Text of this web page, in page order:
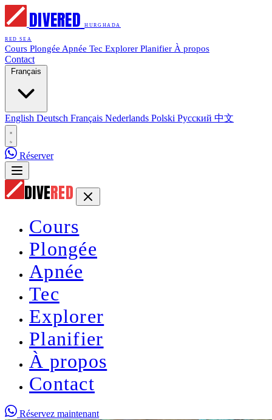
DIVERED HURGHADA
RED SEA
Cours Plongée Apnée Tec Explorer Planifier À propos
Contact
Français
English Deutsch Français Nederlands Polski Русский 中文
Réserver
DIVERED
Cours
Plongée
Apnée
Tec
Explorer
Planifier
À propos
Contact
Réservez maintenant